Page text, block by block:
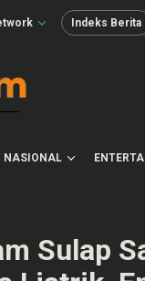
Indeks Berita
NASIONAL
Sulap